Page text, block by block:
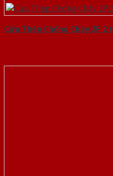
Cửa Thép Chống Cháy 2P